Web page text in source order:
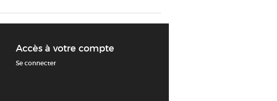
Accès à votre compte
Se connecter